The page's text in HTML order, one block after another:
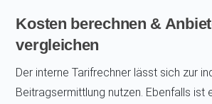
Kosten berechnen &
vergleichen
Der interne Tarifrechner lässt sich zur
Beitragsermittlung nutzen. Ebenfalls ist